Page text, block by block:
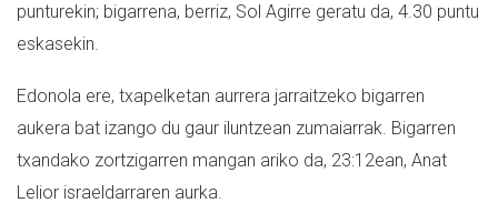
punturekin; bigarrena, berriz, Sol Agirre geratu da, 4.30 puntu
eskasekin.
Edonola ere, txapelketan aurrera jarraitzeko bigarren
aukera bat izango du gaur iluntzean zumaiarrak. Bigarren
txandako zortzigarren mangan ariko da, 23:12ean, Anat
Lelior israeldarraren aurka.